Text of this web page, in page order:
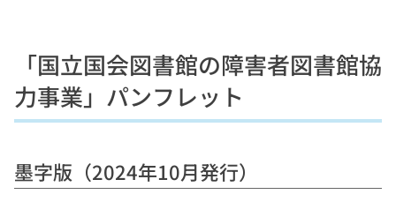
「国立国会図書館の障害者図書館協
力事業」パンフレット
墨字版（2024年10月発行）